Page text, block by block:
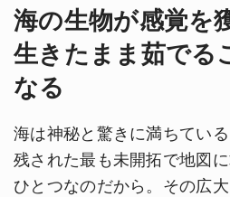
海の生物が感覚を
生きたまま茹でる
なる
海は神秘と驚きに満ちてい
残された最も未開拓で地図
ひとつなのだから。その広